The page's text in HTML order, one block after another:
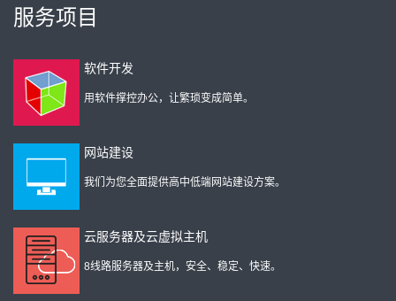
服务项目
软件开发
用软件撑控办公，让繁琐变成简单。
网站建设
我们为您全面提供高中低端网站建设方案。
云服务器及云虚拟主机
8线路服务器及主机，安全、稳定、快速。